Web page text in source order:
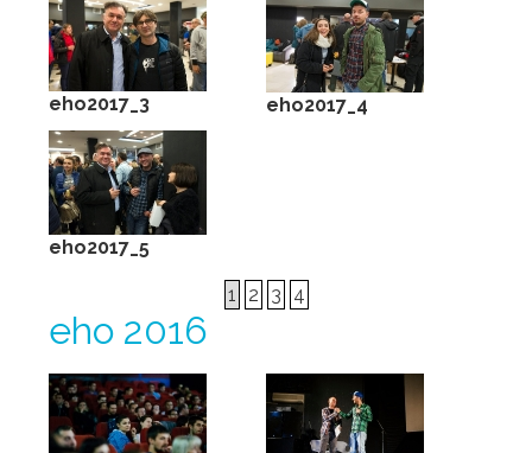
eho2017_3 eho2017_4
eho2017_5
1 2 3 4
eho 2016